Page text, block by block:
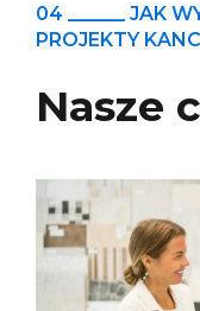
04 ______ JAK
PROJEKTY
Nasze